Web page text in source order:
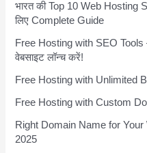
भारत की Top 10 Web
लिए Complete Guide
Free Hosting with SEO Tools
वेबसाइट लॉन्च करें!
Free Hosting with Unlimited
Free Hosting with Custom
Right Domain Name for
2025